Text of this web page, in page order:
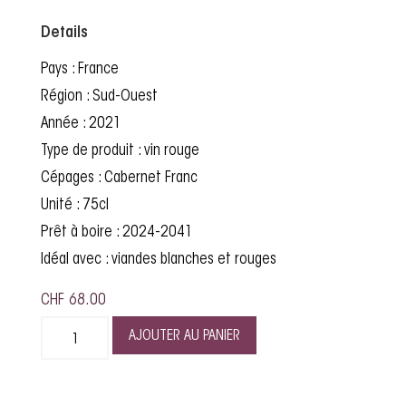
Details
Pays : France
Région : Sud-Ouest
Année : 2021
Type de produit : vin rouge
Cépages : Cabernet Franc
Unité : 75cl
Prêt à boire : 2024-2041
Idéal avec : viandes blanches et rouges
CHF 68.00
AJOUTER AU PANIER